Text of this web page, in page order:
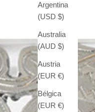
Argentina
(USD $)
Australia
(AUD $)
Austria
(EUR €)
Bélgica
(EUR €)